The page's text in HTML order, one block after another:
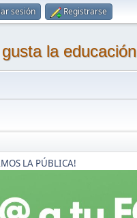
sesión Registrarse
la educación
LA PÚBLICA!